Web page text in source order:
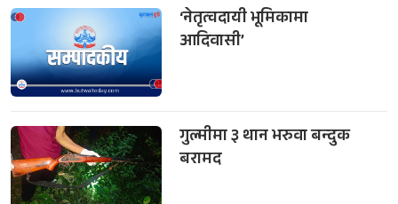
‘नेतृत्वदायी भूमिकामा
आदिवासी’
गुल्मीमा ३ थान भरुवा बन्दुक
बरामद